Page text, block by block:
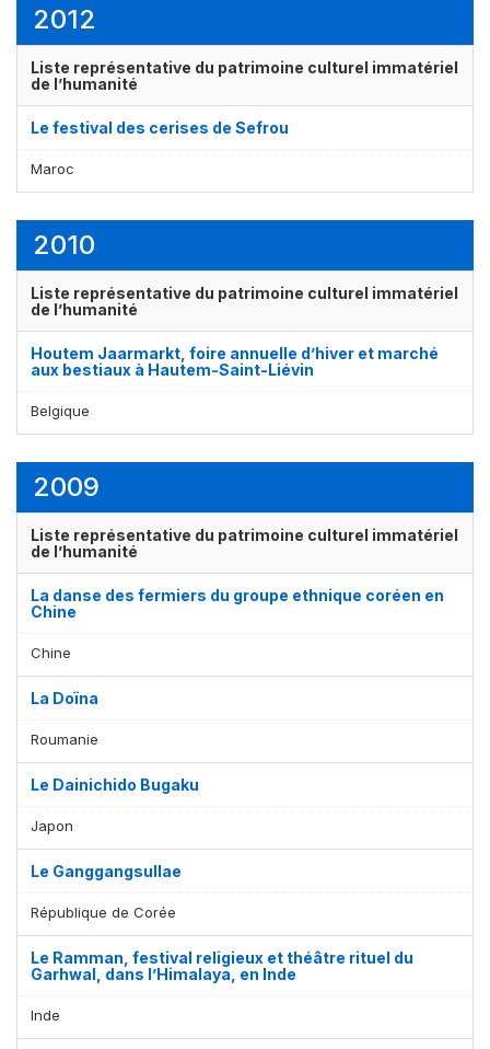
2012
Liste représentative du patrimoine culturel immatériel
de l’humanité
Le festival des cerises de Sefrou
Maroc
2010
Liste représentative du patrimoine culturel immatériel
de l’humanité
Houtem Jaarmarkt, foire annuelle d’hiver et marché
aux bestiaux à Hautem-Saint-Liévin
Belgique
2009
Liste représentative du patrimoine culturel immatériel
de l’humanité
La danse des fermiers du groupe ethnique coréen en
Chine
Chine
La Doïna
Roumanie
Le Dainichido Bugaku
Japon
Le Ganggangsullae
République de Corée
Le Ramman, festival religieux et théâtre rituel du
Garhwal, dans l’Himalaya, en Inde
Inde